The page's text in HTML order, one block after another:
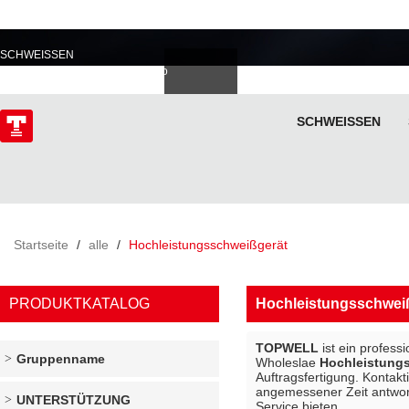
SCHWEISSEN
Italiano
SCHWEISSEN
Startseite / alle / Hochleistungsschweißgerät
PRODUKTKATALOG
Gruppenname
UNTERSTÜTZUNG
TOPWELL ist ein
Wholeslae
Auftragsfertigung.
angemessener Zeit